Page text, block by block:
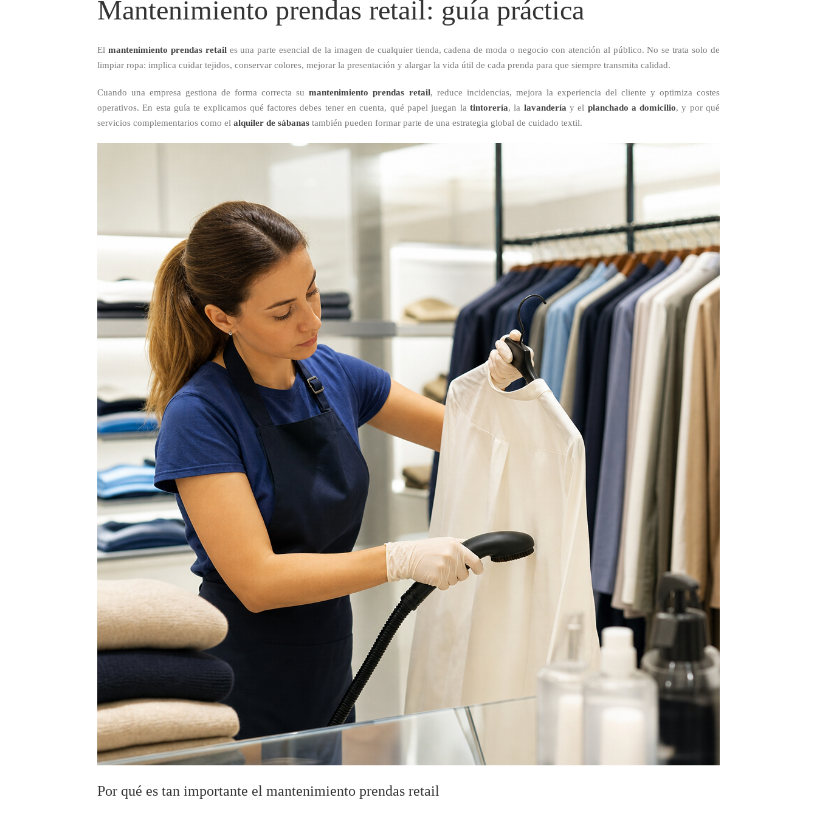
Mantenimiento prendas retail: guía práctica
El mantenimiento prendas retailes una parte esencial de la imagen de cualquier tienda, cadena de moda o negocio con atención al público. No se trata solo de
limpiar ropa: implica cuidar tejidos, conservar colores, mejorar la presentación y alargar la vida útil de cada prenda para que siempre transmita calidad.
Cuando una empresa gestiona de forma correcta sumantenimiento prendas retail, reduce incidencias, mejora la experiencia del cliente y optimiza costes
operativos. En esta guía te explicamos qué factores debes tener en cuenta, qué papel juegan la tintorería, la lavanderíay el planchado a domicilio, y por qué
servicios complementarios como el alquiler de sábanas también pueden formar parte de una estrategia global de cuidado textil.
Por qué es tan importante el mantenimiento prendas retail